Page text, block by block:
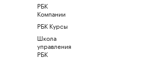
РБК
Компании
РБК Курсы
Школа
управления
РБК